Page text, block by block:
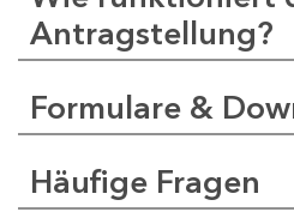
Antragstellung?
Formulare &
Häufige Fragen